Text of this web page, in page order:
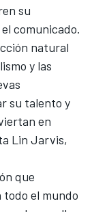
su
comunicado.
natural
y las
su talento y
en
Lin Jarvis,
que
todo el mundo